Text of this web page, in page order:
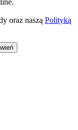
oraz naszą Polityką